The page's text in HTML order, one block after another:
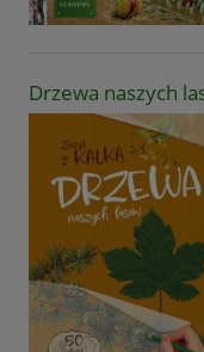
Drzewa naszych